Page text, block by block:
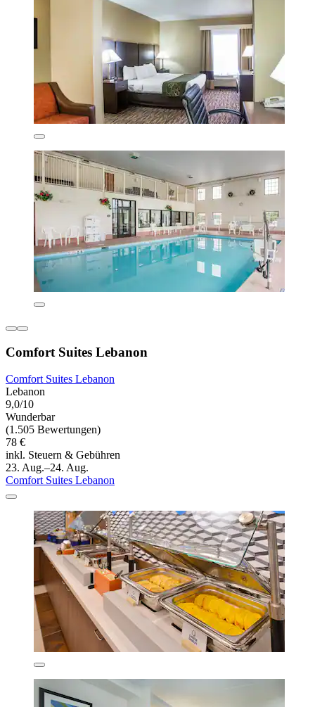
Comfort Suites Lebanon
Comfort Suites Lebanon
Lebanon
9,0/10
Wunderbar
(1.505 Bewertungen)
78 €
inkl. Steuern & Gebühren
23. Aug.–24. Aug.
Comfort Suites Lebanon